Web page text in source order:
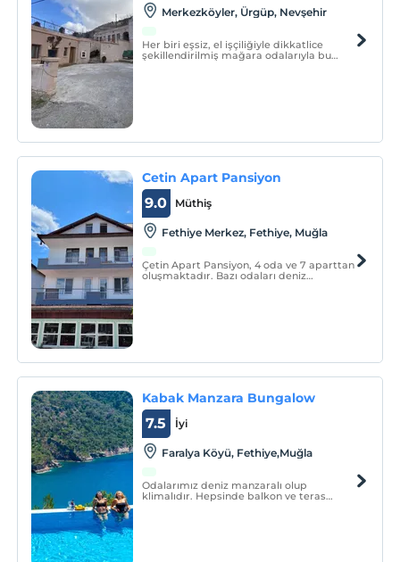
Merkezköyler, Ürgüp, Nevşehir
Her biri eşsiz, el işçiliğiyle dikkatlice
şekillendirilmiş mağara odalarıyla bu
Cetin Apart Pansiyon
Müthiş
9.0
Fethiye Merkez, Fethiye, Muğla
Çetin Apart Pansiyon, 4 oda ve 7 aparttan
oluşmaktadır. Bazı odaları deniz
Kabak Manzara Bungalow
İyi
7.5
Faralya Köyü, Fethiye,Muğla
Odalarımız deniz manzaralı olup
klimalıdır. Hepsinde balkon ve teras